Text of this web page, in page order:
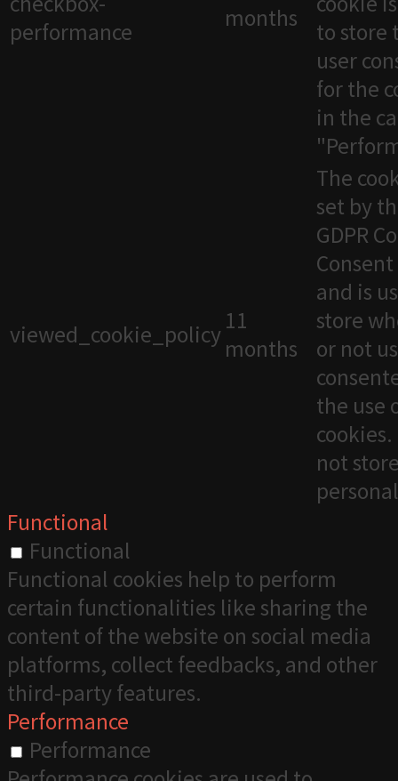
performance
months
to store
user
for the
in the
viewed_cookie_policy 11
months
The
set by
GDPR
and is
store
or not
the use
not
Functional
Functional
Functional cookies help to perform
certain functionalities like sharing the
content of the website on social media
platforms, collect feedbacks, and other
third-party features.
Performance
Performance